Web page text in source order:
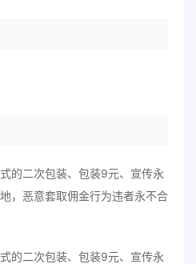
的二次包装、包装9元、宣传永
，恶意套取佣金行为违者永不合
的二次包装、包装9元、宣传永